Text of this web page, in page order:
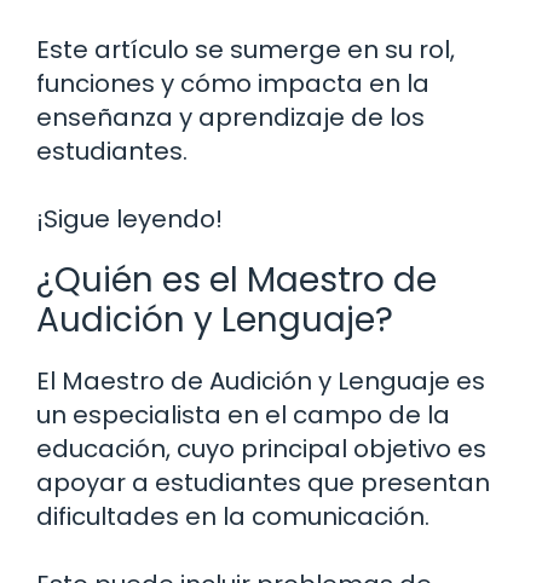
Este artículo se sumerge en su rol,
funciones y cómo impacta en la
enseñanza y aprendizaje de los
estudiantes.
¡Sigue leyendo!
¿Quién es el Maestro de
Audición y Lenguaje?
El Maestro de Audición y Lenguaje es
un especialista en el campo de la
educación, cuyo principal objetivo es
apoyar a estudiantes que presentan
dificultades en la comunicación.